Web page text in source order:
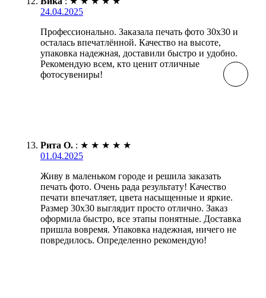
24.04.2025
Профессионально. Заказала печать фото 30х30 и
осталась впечатлённой. Качество на высоте,
упаковка надежная, доставили быстро и удобно.
Рекомендую всем, кто ценит отличные
фотосувениры!
Рита О. : ★ ★ ★ ★ ★
01.04.2025
Живу в маленьком городе и решила заказать
печать фото. Очень рада результату! Качество
печати впечатляет, цвета насыщенные и яркие.
Размер 30х30 выглядит просто отлично. Заказ
оформила быстро, все этапы понятные. Доставка
пришла вовремя. Упаковка надежная, ничего не
повредилось. Определенно рекомендую!